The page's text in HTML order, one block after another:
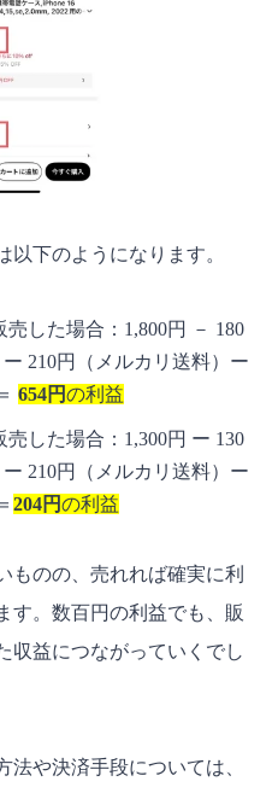
以下のようになります。
売した場合：1,800円 － 180
210円（メルカリ送料）ー
654円の利益
売した場合：1,300円 ー 130
210円（メルカリ送料）ー
204円の利益
ものの、売れれば確実に利
す。数百円の利益でも、販
収益につながっていくでし
や決済手段については、